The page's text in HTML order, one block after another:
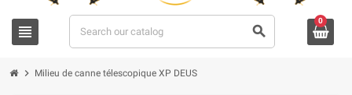
view_headline search
0
chevron_right Milieu de canne télescopique XP DEUS